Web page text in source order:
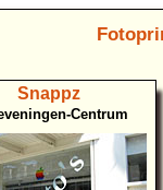
Snappz
Centrum